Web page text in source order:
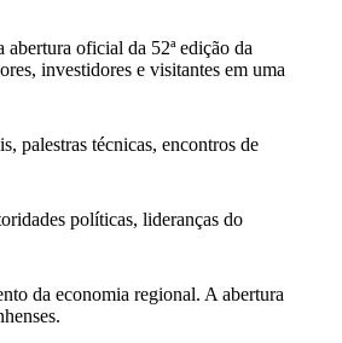
oficial da 52ª edição da
investidores e visitantes em uma
palestras técnicas, encontros de
políticas, lideranças do
da economia regional. A abertura